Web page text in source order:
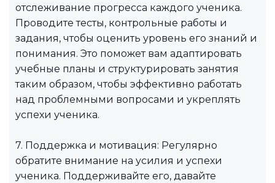
отслеживание прогресса каждого ученика.
Проводите тесты, контрольные работы и
задания, чтобы оценить уровень его знаний и
понимания. Это поможет вам адаптировать
учебные планы и структурировать занятия
таким образом, чтобы эффективно работать
над проблемными вопросами и укреплять
успехи ученика.
7. Поддержка и мотивация: Регулярно
обратите внимание на усилия и успехи
ученика. Поддерживайте его, давайте